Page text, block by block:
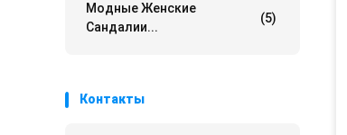
Модные Женские
Сандалии...
(5)
Контакты